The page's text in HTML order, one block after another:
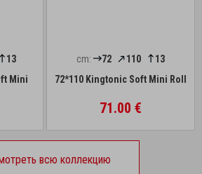
13
Mini
cm: 72 110
13
72*110 Kingtonic Soft Mini Roll
71.00 €
всю коллекцию